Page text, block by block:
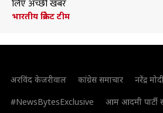
लिए अच्छी खबर
भारतीय क्रिकेट टीम
अरविंद केजरीवाल कांग्रेस समाचार नरेंद्र
#NewsBytesExclusive
आम आदमी पार्टी